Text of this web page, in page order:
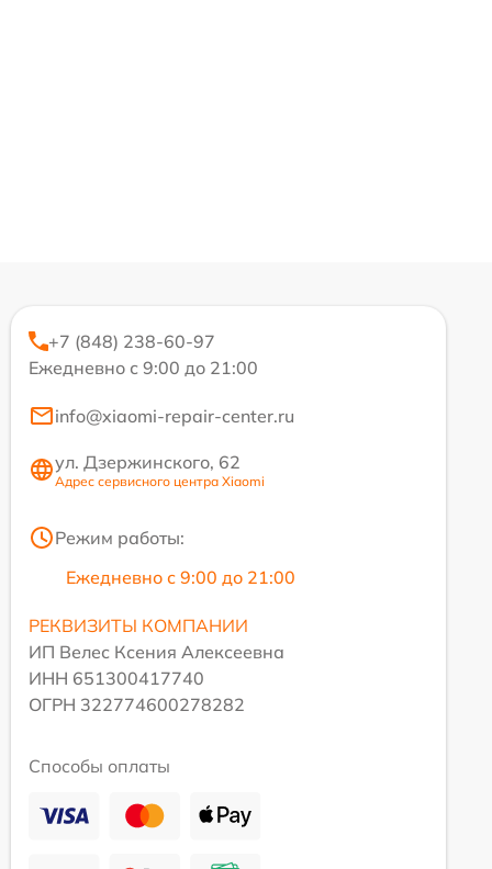
+7 (848) 238-60-97
Ежедневно с 9:00 до 21:00
info@xiaomi-repair-center.ru
ул. Дзержинского, 62
Адрес сервисного центра Xiaomi
Режим работы:
Ежедневно с 9:00 до 21:00
РЕКВИЗИТЫ КОМПАНИИ
ИП Велес Ксения Алексеевна
ИНН 651300417740
ОГРН 322774600278282
Способы оплаты